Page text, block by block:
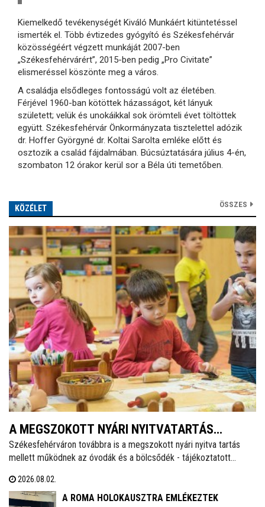
Kiemelkedő tevékenységét Kiváló Munkáért kitüntetéssel
ismerték el. Több évtizedes gyógyító és Székesfehérvár
közösségéért végzett munkáját 2007-ben
„Székesfehérvárért”, 2015-ben pedig „Pro Civitate”
elismeréssel köszönte meg a város.
A családja elsődleges fontosságú volt az életében.
Férjével 1960-ban kötöttek házasságot, két lányuk
született; velük és unokáikkal sok örömteli évet töltöttek
együtt. Székesfehérvár Önkormányzata tisztelettel adózik
dr. Hoffer Györgyné dr. Koltai Sarolta emléke előtt és
osztozik a család fájdalmában. Búcsúztatására július 4-én,
szombaton 12 órakor kerül sor a Béla úti temetőben.
KÖZÉLET ÖSSZES
A MEGSZOKOTT NYÁRI NYITVATARTÁS
MELLETT MŰKÖDNEK A FEHÉRVÁRI ÓVODÁK
ÉS BÖLCSŐDÉK
Székesfehérváron továbbra is a megszokott nyári nyitva tartás
mellett működnek az óvodák és a bölcsődék - tájékoztatott
megszokott nyári nyitva tartással fogadják a piciket a bölcsődék
és az óvodák!
2026.08.02.
A ROMA HOLOKAUSZTRA EMLÉKEZTEK